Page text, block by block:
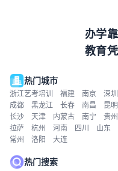
办学
教育
热门城市
浙江艺考培训 福建 南京 深圳
成都
黑龙江 长春 南昌 昆明
长沙
天津 内蒙古 南宁 贵州
拉萨
杭州 河南 四川 山东
常州
洛阳 大连
热门搜索